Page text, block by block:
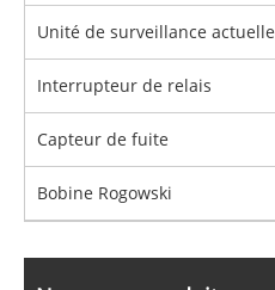
Unité de surveillance actuelle
Interrupteur de relais
Capteur de fuite
Bobine Rogowski